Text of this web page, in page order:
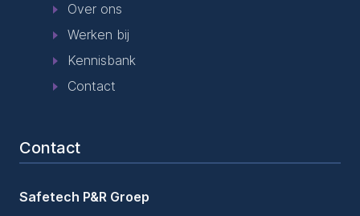
Over ons
Werken bij
Kennisbank
Contact
Contact
Safetech P&R Groep